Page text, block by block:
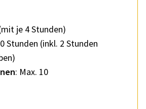
je 4 Stun­den)
Stun­den (inkl. 2 Stun­den
: Max. 10